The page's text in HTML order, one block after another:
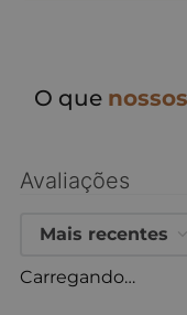
O que
Avaliações
Carregando…
Mais recentes